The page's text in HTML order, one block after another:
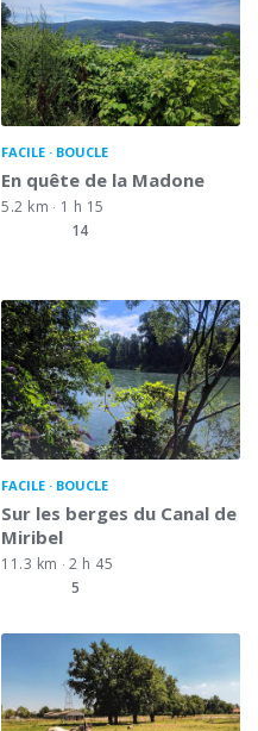
FACILE BOUCLE
En quête de la Madone
5.2 km
1 h 15
14
FACILE BOUCLE
Sur les berges du Canal de
Miribel
11.3 km
2 h 45
5